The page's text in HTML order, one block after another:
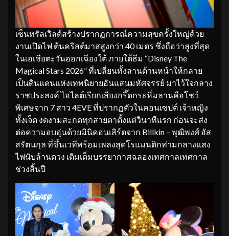
เซ็นทรัลเวิลด์สร้างปรากฏการณ์ความสุขครั้งใหญ่ด้วย
งานเปิดไฟ ต้นคริสต์มาสสูงกว่า 40 เมตร ซึ่งถือว่าสูงที่สุด
ในเอเชียตะวันออกเฉียงใต้ ภายใต้ธีม “Disney The
Magical Stars 2026” ที่เปลี่ยนทั้งลานด้านหน้าให้กลาย
เป็นดินแดนแห่งเทพนิยายอันแสนมหัศจรรย์ มาไว้ใจกลาง
ราชประสงค์ ไฮไลต์เรียกเสียงกรี๊ดกระหึ่มลานคือโชว์
พิเศษจาก 7 สาว 4EVE ที่ปรากฏตัวในคอนเซปต์ เจ้าหญิง
ทั้งเจ็ด งดงามสะกดทุกสายตาตั้งแต่วินาทีแรก ก่อนจะส่ง
ต่อความอบอุ่นด้วยมินิคอนเสิร์ตจาก Billkin – พุฒิพงศ์ อัส
สรัตนกุล ที่ขึ้นเวทีพร้อมเพลงสุดโรแมนติกท่ามกลางแสง
ไฟนับล้านดวง เติมเต็มบรรยากาศฉลองเทศกาลเทศกาล
ช่วงสิ้นปี